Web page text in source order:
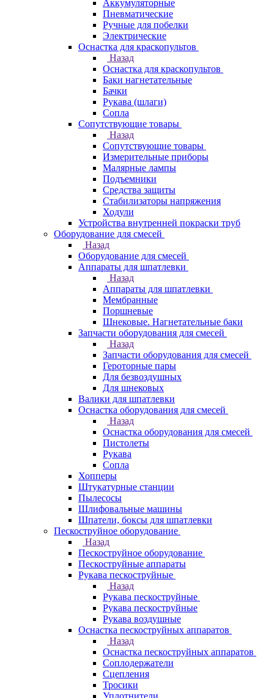
Аккумуляторные
Пневматические
Ручные для побелки
Электрические
Оснастка для краскопультов
Назад
Оснастка для краскопультов
Баки нагнетательные
Бачки
Рукава (шлаги)
Сопла
Сопутствующие товары
Назад
Сопутствующие товары
Измерительные приборы
Малярные лампы
Подъемники
Средства защиты
Стабилизаторы напряжения
Ходули
Устройства внутренней покраски труб
Оборудование для смесей
Назад
Оборудование для смесей
Аппараты для шпатлевки
Назад
Аппараты для шпатлевки
Мембранные
Поршневые
Шнековые. Нагнетательные баки
Запчасти оборудования для смесей
Назад
Запчасти оборудования для смесей
Героторные пары
Для безвоздушных
Для шнековых
Валики для шпатлевки
Оснастка оборудования для смесей
Назад
Оснастка оборудования для смесей
Пистолеты
Рукава
Сопла
Хопперы
Штукатурные станции
Пылесосы
Шлифовальные машины
Шпатели, боксы для шпатлевки
Пескоструйное оборудование
Назад
Пескоструйное оборудование
Пескоструйные аппараты
Рукава пескоструйные
Назад
Рукава пескоструйные
Рукава пескоструйные
Рукава воздушные
Оснастка пескоструйных аппаратов
Назад
Оснастка пескоструйных аппаратов
Соплодержатели
Сцепления
Тросики
Уплотнители